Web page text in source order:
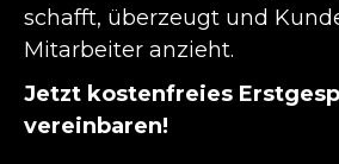
schafft, überzeugt und
Mitarbeiter anzieht.
Jetzt kostenfreies
vereinbaren!